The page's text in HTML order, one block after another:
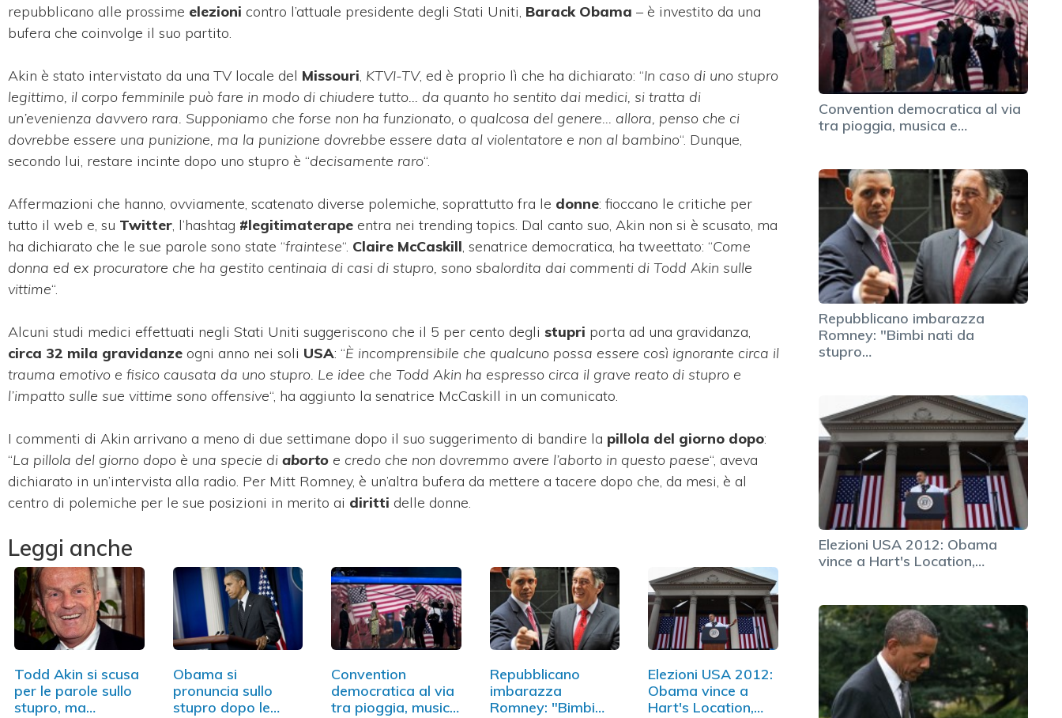
repubblicano alle prossime elezioni contro l’attuale presidente degli Stati Uniti, Barack Obama – è investito da una
bufera che coinvolge il suo partito.
Akin è stato intervistato da una TV locale del Missouri KTVI-TV, ed è proprio lì che ha dichiarato: “In caso di uno stupro
legittimo, il corpo femminile può fare in modo di chiudere tutto… da quanto ho sentito dai medici, si tratta di
un’evenienza davvero rara. Supponiamo che forse non ha funzionato, o qualcosa del genere… allora, penso che ci
dovrebbe essere una punizione, ma la punizione dovrebbe essere data al violentatore e non al bambino“. Dunque,
secondo lui, restare incinte dopo uno stupro è “decisamente raro“.
Affermazioni che hanno, ovviamente, scatenato diverse polemiche, soprattutto fra le donne: fioccano le critiche per
tutto il web e, su Twitter , l’hashtag #legitimaterape entra nei trending topics. Dal canto suo, Akin non si è scusato, ma
ha dichiarato che le sue parole sono state “fraintese“. Claire McCaskill , senatrice democratica, ha tweettato: “Come
donna ed ex procuratore che ha gestito centinaia di casi di stupro, sono sbalordita dai commenti di Todd Akin sulle
vittime“.
Alcuni studi medici effettuati negli Stati Uniti suggeriscono che il 5 per cento degli stupri porta ad una gravidanza,
circa 32 mila gravidanze ogni anno nei soli USA: “È incomprensibile che qualcuno possa essere così ignorante circa il
trauma emotivo e fisico causata da uno stupro. Le idee che Todd Akin ha espresso circa il grave reato di stupro e
l’impatto sulle sue vittime sono offensive“, ha aggiunto la senatrice McCaskill in un comunicato.
I commenti di Akin arrivano a meno di due settimane dopo il suo suggerimento di bandire la pillola del giorno dopo:
“La pillola del giorno dopo è una specie di aborto e credo che non dovremmo avere l’aborto in questo paese“, aveva
dichiarato in un’intervista alla radio. Per Mitt Romney, è un’altra bufera da mettere a tacere dopo che, da mesi, è al
centro di polemiche per le sue posizioni in merito ai diritti delle donne.
Leggi anche
Todd Akin si scusa
per le parole sullo
stupro, ma…
Obama si
pronuncia sullo
stupro dopo le
Convention
democratica al via
tra pioggia, musica
Repubblicano
imbarazza
Romney: "Bimbi
Elezioni USA 2012:
Obama vince a
Hart's Location,…
Convention democratica al via
tra pioggia, musica e…
Repubblicano imbarazza
Romney: "Bimbi nati da
stupro…
Elezioni USA 2012: Obama
vince a Hart's Location,…